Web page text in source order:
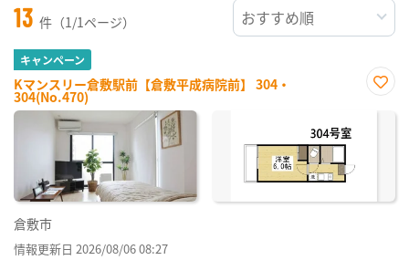
13 件（1/1ページ）
キャンペーン
Kマンスリー倉敷駅前【倉敷平成病院前】 304・
304(No.470)
に入
倉敷市
情報更新日 2026/08/06 08:27